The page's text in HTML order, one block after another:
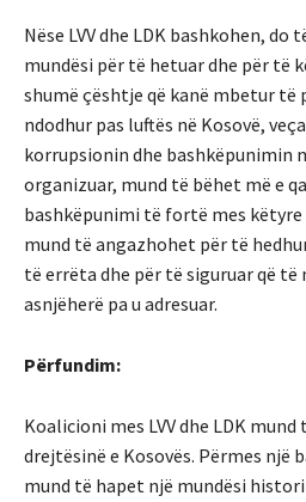
Nëse LVV dhe LDK bashkohen,
mundësi për të hetuar dhe për të
shumë çështje që kanë mbetur të
ndodhur pas luftës në Kosovë,
korrupsionin dhe bashkëpunimin
organizuar, mund të bëhet më e
bashkëpunimi të fortë mes këtyre
mund të angazhohet për të
të errëta dhe për të siguruar që të
asnjëherë pa u adresuar.
Përfundim:
Koalicioni mes LVV dhe LDK
drejtësinë e Kosovës. Përmes një
mund të hapet një mundësi